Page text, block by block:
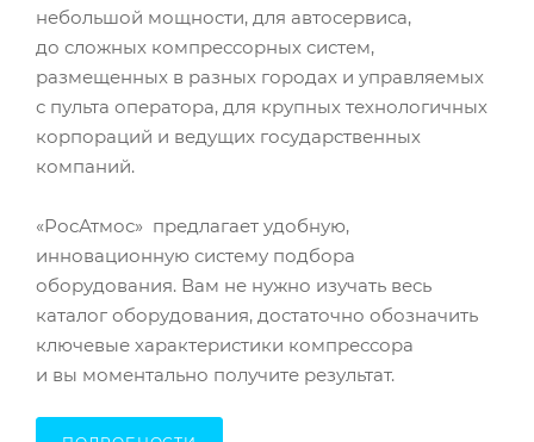
небольшой мощности, для автосервиса,
до сложных компрессорных систем,
размещенных в разных городах и управляемых
с пульта оператора, для крупных технологичных
корпораций и ведущих государственных
компаний.
«РосАтмос» предлагает удобную,
инновационную систему подбора
оборудования. Вам не нужно изучать весь
каталог оборудования, достаточно обозначить
ключевые характеристики компрессора
и вы моментально получите результат.